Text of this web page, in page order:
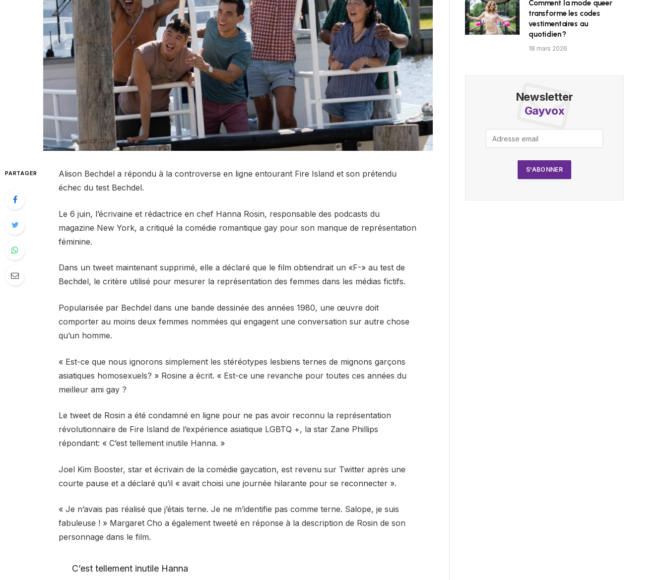
PARTAGER
Alison Bechdel a répondu à la controverse en ligne entourant Fire Island et son prétendu
échec du test Bechdel.
Le 6 juin, l’écrivaine et rédactrice en chef Hanna Rosin, responsable des podcasts du
magazine New York, a critiqué la comédie romantique gay pour son manque de représentation
féminine.
Dans un tweet maintenant supprimé, elle a déclaré que le film obtiendrait un «F-» au test de
Bechdel, le critère utilisé pour mesurer la représentation des femmes dans les médias fictifs.
Popularisée par Bechdel dans une bande dessinée des années 1980, une œuvre doit
comporter au moins deux femmes nommées qui engagent une conversation sur autre chose
qu’un homme.
« Est-ce que nous ignorons simplement les stéréotypes lesbiens ternes de mignons garçons
asiatiques homosexuels? » Rosine a écrit. « Est-ce une revanche pour toutes ces années du
meilleur ami gay ?
Le tweet de Rosin a été condamné en ligne pour ne pas avoir reconnu la représentation
révolutionnaire de Fire Island de l’expérience asiatique LGBTQ +, la star Zane Phillips
répondant: « C’est tellement inutile Hanna. »
Joel Kim Booster, star et écrivain de la comédie gaycation, est revenu sur Twitter après une
courte pause et a déclaré qu’il « avait choisi une journée hilarante pour se reconnecter ».
« Je n’avais pas réalisé que j’étais terne. Je ne m’identifie pas comme terne. Salope, je suis
fabuleuse ! » Margaret Cho a également tweeté en réponse à la description de Rosin de son
personnage dans le film.
C’est tellement inutile Hanna
Comment la mode queer
transforme les codes
vestimentaires au
quotidien ?
18 mars 2026
Newsletter
Gayvox